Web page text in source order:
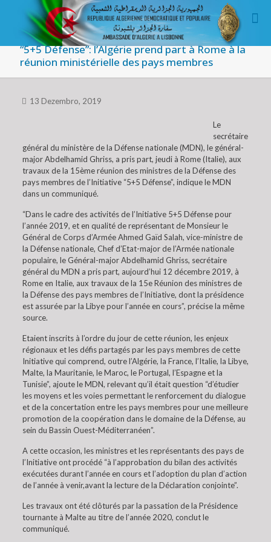
“5+5 Défense”: l’Algérie prend part à Rome à la
réunion ministérielle des pays membres
13 Dezembro, 2019
Le
secrétaire
général du ministère de la Défense nationale (MDN), le général-
major Abdelhamid Ghriss, a pris part, jeudi à Rome (Italie), aux
travaux de la 15ème réunion des ministres de la Défense des
pays membres de l’Initiative “5+5 Défense”, indique le MDN
dans un communiqué.
“Dans le cadre des activités de l’Initiative 5+5 Défense pour
l’année 2019, et en qualité de représentant de Monsieur le
Général de Corps d’Armée Ahmed Gaïd Salah, vice-ministre de
la Défense nationale, Chef d’Etat-major de l’Armée nationale
populaire, le Général-major Abdelhamid Ghriss, secrétaire
général du MDN a pris part, aujourd’hui 12 décembre 2019, à
Rome en Italie, aux travaux de la 15e Réunion des ministres de
la Défense des pays membres de l’Initiative, dont la présidence
est assurée par la Libye pour l’année en cours”, précise la même
source.
Etaient inscrits à l’ordre du jour de cette réunion, les enjeux
régionaux et les défis partagés par les pays membres de cette
Initiative qui comprend, outre l’Algérie, la France, l’Italie, la Libye,
Malte, la Mauritanie, le Maroc, le Portugal, l’Espagne et la
Tunisie”, ajoute le MDN, relevant qu’il était question “d’étudier
les moyens et les voies permettant le renforcement du dialogue
et de la concertation entre les pays membres pour une meilleure
promotion de la coopération dans le domaine de la Défense, au
sein du Bassin Ouest-Méditerranéen”.
A cette occasion, les ministres et les représentants des pays de
l’Initiative ont procédé “à l’approbation du bilan des activités
exécutées durant l’année en cours et l’adoption du plan d’action
de l’année à venir,avant la lecture de la Déclaration conjointe”.
Les travaux ont été clôturés par la passation de la Présidence
tournante à Malte au titre de l’année 2020, conclut le
communiqué.